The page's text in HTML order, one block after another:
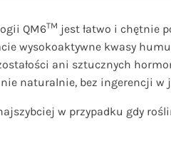
QM6TM jest łatwo i chętnie
wysokoaktywne kwasy
ani sztucznych
naturalnie, bez ingerencji
w przypadku gdy